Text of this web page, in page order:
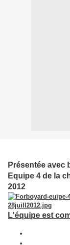
Présentée avec
Equipe 4 de la
2012
L'équipe est